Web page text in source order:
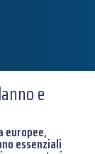
e
europee,
essenziali